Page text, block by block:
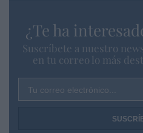
¿Te ha
Suscríbete a nuestro
en tu correo lo más
Tu correo electrónico...